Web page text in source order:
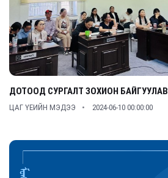
ДОТООД СУРГАЛТ ЗОХИОН БАЙГУУЛАВ
ЦАГ ҮЕИЙН МЭДЭЭ 2024-06-10 00:00:00